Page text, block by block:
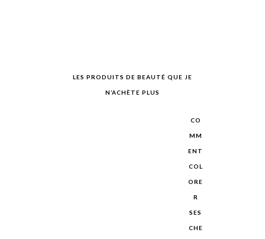
LES PRODUITS DE BEAUTÉ QUE JE
N’ACHÈTE PLUS
CO
MM
ENT
COL
ORE
R
SES
CHE